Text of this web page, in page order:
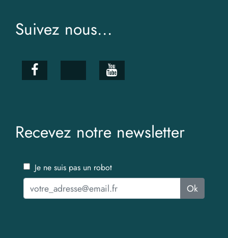
Suivez nous...
Recevez notre newsletter
Je ne suis pas un robot
Ok